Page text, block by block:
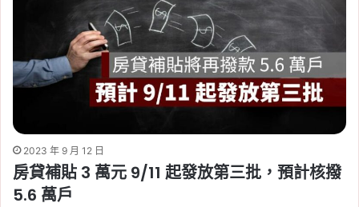
2023 年 9 月 12 日
房貸補貼 3 萬元 9/11 起發放第三批，預計核撥
5.6 萬戶